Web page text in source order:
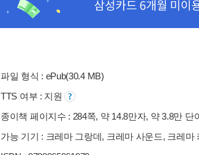
파일 형식 : ePub(30.4 MB)
TTS 여부 : 지원
종이책 페이지수 : 284쪽, 약 14.8만자, 약 3.8만 단
가능 기기 : 크레마 그랑데, 크레마 사운드, 크레